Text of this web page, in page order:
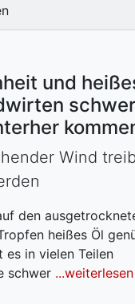
und
Wind
den
heißes Öl
in vielen Teilen
schwer ...weiterlesen